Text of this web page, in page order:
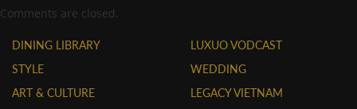
Comments are closed.
DINING LIBRARY
STYLE
ART & CULTURE
LUXUO VODCAST
WEDDING
LEGACY VIETNAM